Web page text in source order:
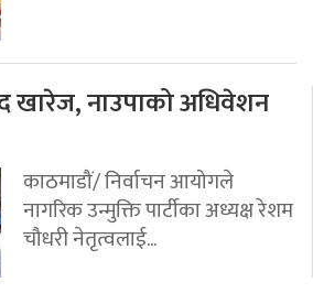
खारेज, नाउपाको अधिवेशन
काठमाडौं/ निर्वाचन आयोगले
नागरिक उन्मुक्ति पार्टीका अध्यक्ष रेशम
चौधरी नेतृत्वलाई...